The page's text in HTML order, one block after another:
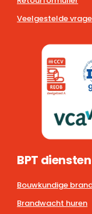
Veelgestelde
BPT diensten
Bouwkundige
Brandwacht huren